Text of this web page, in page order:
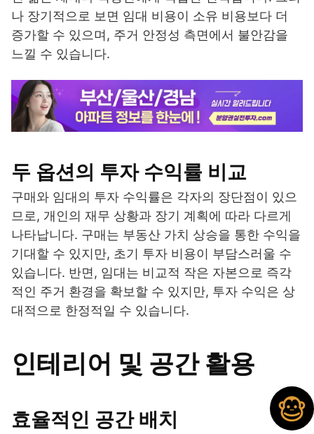
나 장기적으로 보면 임대 비용이 소유 비용보다 더
증가할 수 있으며, 주거 안정성 측면에서 불안감을
느낄 수 있습니다.
두 옵션의 투자 수익률 비교
구매와 임대의 투자 수익률은 각자의 장단점이 있으
므로, 개인의 재무 상황과 장기 계획에 따라 다르게
나타납니다. 구매는 부동산 가치 상승을 통한 수익을
기대할 수 있지만, 초기 투자 비용이 부담스러울 수
있습니다. 반면, 임대는 비교적 작은 자본으로 즉각
적인 주거 환경을 확보할 수 있지만, 투자 수익은 상
대적으로 한정적일 수 있습니다.
인테리어 및 공간 활용
효율적인 공간 배치